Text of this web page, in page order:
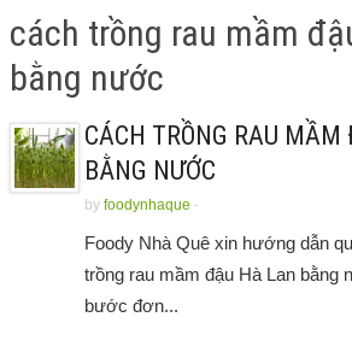
cách trồng rau mầm
bằng nước
CÁCH TRỒNG RAU
BẰNG NƯỚC
by foodynhaque -
Foody Nhà Quê xin hướng dẫn
trồng rau mầm đậu Hà Lan bằng
bước đơn...